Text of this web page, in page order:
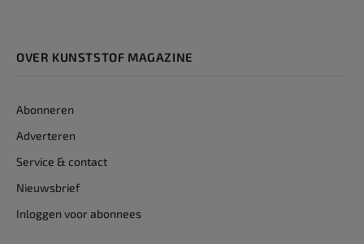
OVER KUNSTSTOF MAGAZINE
Abonneren
Adverteren
Service & contact
Nieuwsbrief
Inloggen voor abonnees